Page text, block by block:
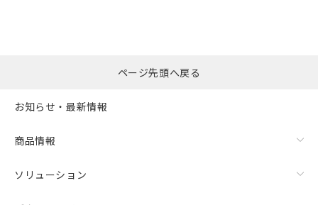
ページ先頭へ戻る
お知らせ・最新情報
商品情報
ソリューション